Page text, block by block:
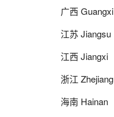
广西 Guangxi
江苏 Jiangsu
江西 Jiangxi
浙江 Zhejiang
海南 Hainan